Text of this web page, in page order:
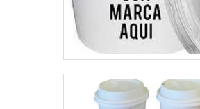
produtos de alta
isso, é possível
produtos à pronta entrega
certificação.